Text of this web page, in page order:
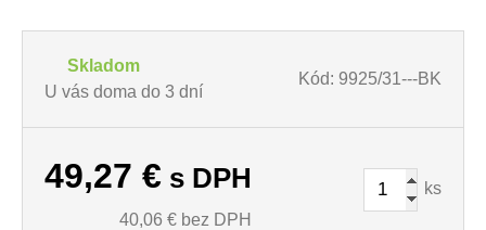
Skladom
U vás doma do 3 dní
Kód: 9925/31---BK
49,27 € s DPH
40,06 € bez DPH
ks